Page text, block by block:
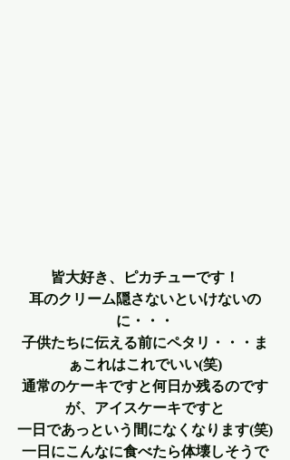
皆大好き、ピカチューです！
耳のクリーム隠さないといけないの
に・・・
子供たちに伝える前にペタリ・・・ま
ぁこれはこれでいい(笑)
通常のケーキですと何日か残るのです
が、アイスケーキですと
一日であっという間になくなります(笑)
一日にこんなに食べたら体壊しそうで